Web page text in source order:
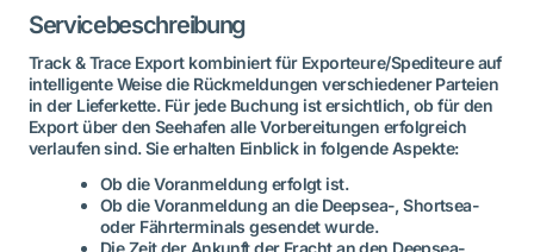
Servicebeschreibung
Track & Trace Export kombiniert für Exporteure/Spediteure auf
intelligente Weise die Rückmeldungen verschiedener Parteien
in der Lieferkette. Für jede Buchung ist ersichtlich, ob für den
Export über den Seehafen alle Vorbereitungen erfolgreich
verlaufen sind. Sie erhalten Einblick in folgende Aspekte:
Ob die Voranmeldung erfolgt ist.
Ob die Voranmeldung an die Deepsea-, Shortsea-
oder Fährterminals gesendet wurde.
Die Zeit der Ankunft der Fracht an den Deepsea-,